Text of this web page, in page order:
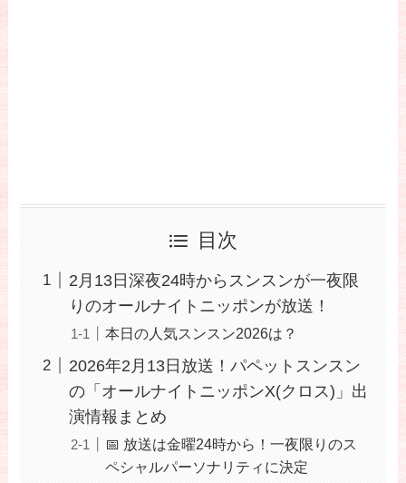
目次
2月13日深夜24時からスンスンが一夜限
りのオールナイトニッポンが放送！
本日の人気スンスン2026は？
2026年2月13日放送！パペットスンスン
の「オールナイトニッポンX(クロス)」出
演情報まとめ
📅 放送は金曜24時から！一夜限りのス
ペシャルパーソナリティに決定